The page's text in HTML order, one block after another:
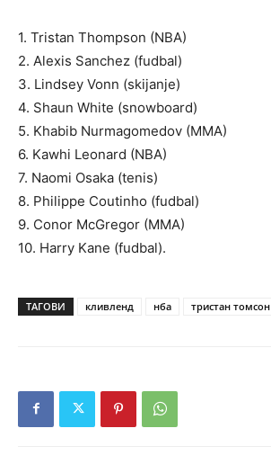
1. Tristan Thompson (NBA)
2. Alexis Sanchez (fudbal)
3. Lindsey Vonn (skijanje)
4. Shaun White (snowboard)
5. Khabib Nurmagomedov (MMA)
6. Kawhi Leonard (NBA)
7. Naomi Osaka (tenis)
8. Philippe Coutinho (fudbal)
9. Conor McGregor (MMA)
10. Harry Kane (fudbal).
ТАГОВИ кливленд нба тристан томсон